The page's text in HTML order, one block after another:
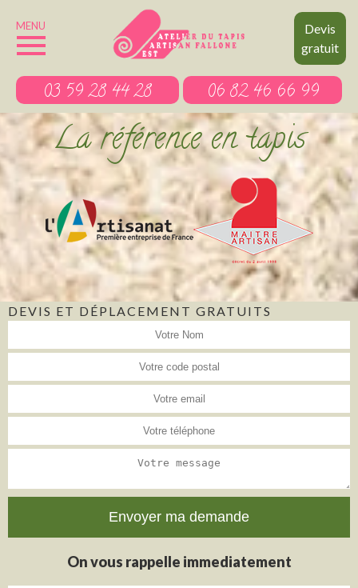
Devis
gratuit
MENU
03 59 28 44 28 06 82 46 66 99
La référence en tapis
DEVIS ET DÉPLACEMENT GRATUITS
On vous rappelle immediatement